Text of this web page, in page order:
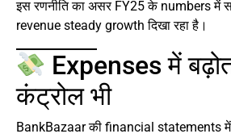
इस रणनीति का असर FY25 के numbers में
revenue steady growth दिखा रहा है।
Expenses में
कंट्रोल भी
BankBazaar की financial statements में